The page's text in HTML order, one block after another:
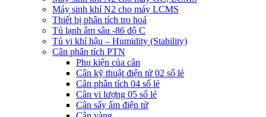
Máy sinh khí N2 cho máy LCMS
Thiết bị phân tích tro hoá
Tủ lạnh âm sâu -86 độ C
Tủ vi khí hậu – Humidity (Stability)
Cân phân tích PTN
Phụ kiện của cân
Cân kỹ thuật điện tử 02 số lẻ
Cân phân tích 04 số lẻ
Cân vi lượng 05 số lẻ
Cân sấy ẩm điện tử